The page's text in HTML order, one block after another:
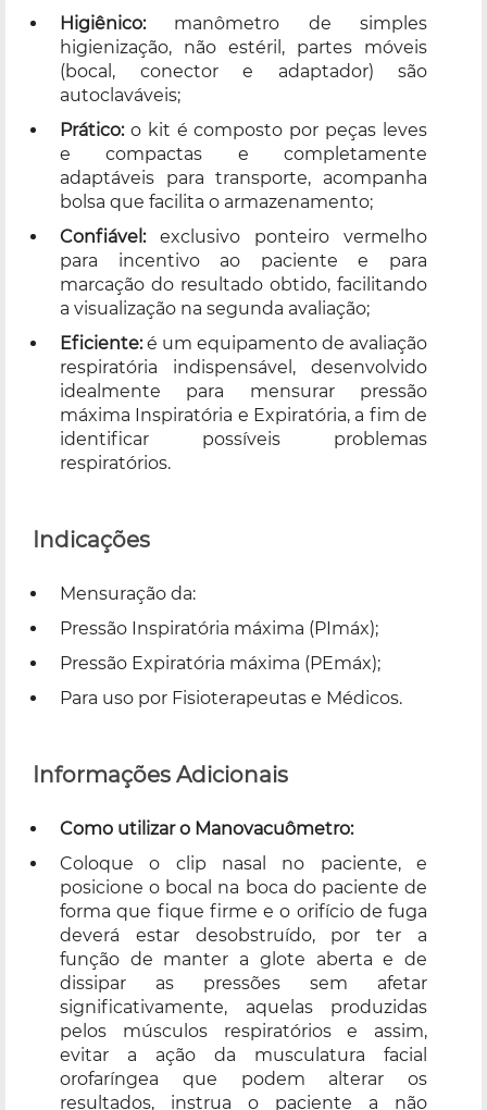
Higiênico:manômetro de simples
higienização, não estéril, partes móveis
(bocal, conector e adaptador) são
autoclaváveis;
Prático:o kit é composto por peças leves
e compactas e completamente
adaptáveis para transporte, acompanha
bolsa que facilita o armazenamento;
Confiável:exclusivo ponteiro vermelho
para incentivo ao paciente e para
marcação do resultado obtido, facilitando
a visualização na segunda avaliação;
Eficiente:é um equipamento de avaliação
respiratória indispensável, desenvolvido
idealmente para mensurar pressão
máxima Inspiratória e Expiratória, a fim de
identificar possíveis problemas
respiratórios.
Indicações
Mensuração da:
Pressão Inspiratória máxima (PImáx);
Pressão Expiratória máxima (PEmáx);
Para uso por Fisioterapeutas e Médicos.
Informações Adicionais
Como utilizar o Manovacuômetro:
Coloque o clip nasal no paciente, e
posicione o bocal na boca do paciente de
forma que fique firme e o orifício de fuga
deverá estar desobstruído, por ter a
função de manter a glote aberta e de
dissipar as pressões sem afetar
significativamente, aquelas produzidas
pelos músculos respiratórios e assim,
evitar a ação da musculatura facial
orofaríngea que podem alterar os
resultados, instrua o paciente a não